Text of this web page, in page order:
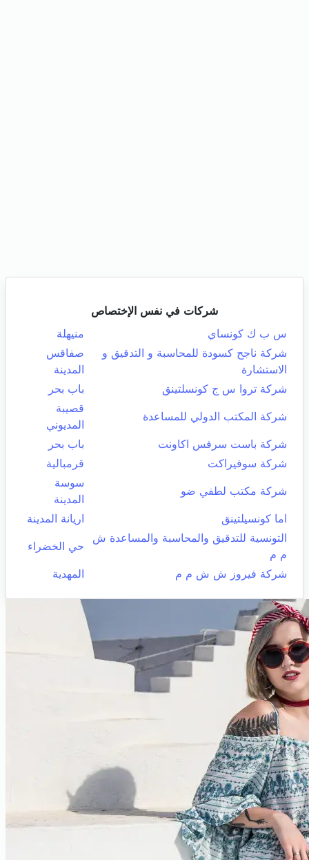
شركات في نفس الإختصاص
س ب ك كونساي
منيهلة
شركة ناجح كسودة للمحاسبة و التدقيق و
الاستشارة
صفاقس
المدينة
شركة تروا س ج كونسلتينق
باب بحر
شركة المكتب الدولي للمساعدة
قصيبة
المديوني
شركة باست سرفس اكاونت
باب بحر
شركة سوفيراكت
قرمبالية
شركة مكتب لطفي ضو
سوسة
المدينة
اما كونسيلتينق
اريانة المدينة
التونسية للتدقيق والمحاسبة والمساعدة ش
م م
حي الخضراء
شركة فيروز ش ش م م المهدية